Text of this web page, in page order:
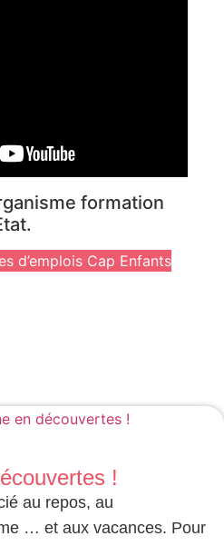
formation
d’emplois Cap Enfants
!
au repos, au
… et aux vacances. Pour